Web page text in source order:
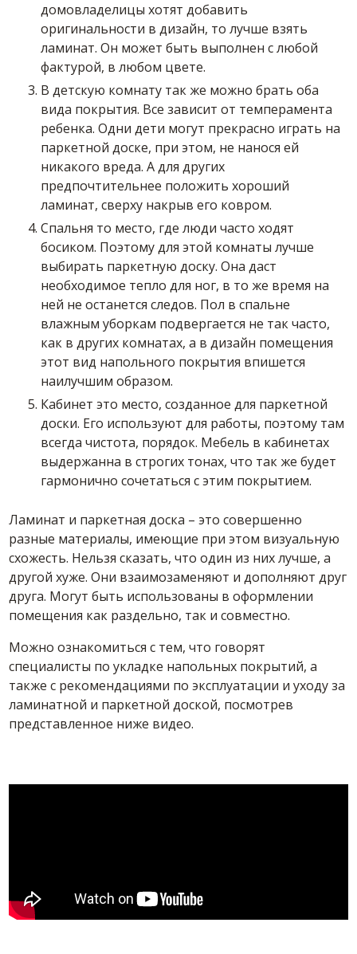
домовладелицы хотят добавить
оригинальности в дизайн, то лучше взять
ламинат. Он может быть выполнен с любой
фактурой, в любом цвете.
В детскую комнату так же можно брать оба
вида покрытия. Все зависит от темперамента
ребенка. Одни дети могут прекрасно играть на
паркетной доске, при этом, не нанося ей
никакого вреда. А для других
предпочтительнее положить хороший
ламинат, сверху накрыв его ковром.
Спальня то место, где люди часто ходят
босиком. Поэтому для этой комнаты лучше
выбирать паркетную доску. Она даст
необходимое тепло для ног, в то же время на
ней не останется следов. Пол в спальне
влажным уборкам подвергается не так часто,
как в других комнатах, а в дизайн помещения
этот вид напольного покрытия впишется
наилучшим образом.
Кабинет это место, созданное для паркетной
доски. Его используют для работы, поэтому там
всегда чистота, порядок. Мебель в кабинетах
выдержанна в строгих тонах, что так же будет
гармонично сочетаться с этим покрытием.
Ламинат и паркетная доска – это совершенно
разные материалы, имеющие при этом визуальную
схожесть. Нельзя сказать, что один из них лучше, а
другой хуже. Они взаимозаменяют и дополняют друг
друга. Могут быть использованы в оформлении
помещения как раздельно, так и совместно.
Можно ознакомиться с тем, что говорят
специалисты по укладке напольных покрытий, а
также с рекомендациями по эксплуатации и уходу за
ламинатной и паркетной доской, посмотрев
представленное ниже видео.